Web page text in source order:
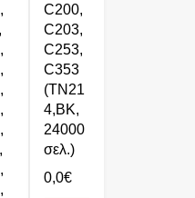
C200,
C203,
C253,
C353
(TN21
4,BK,
24000
σελ.)
0,0€